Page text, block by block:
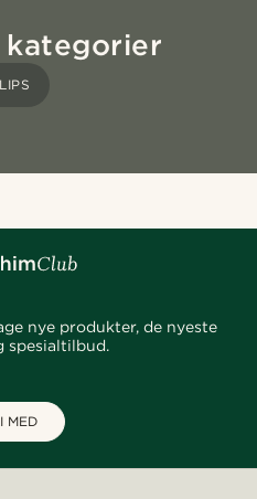
nye produkter, de nyeste
spesialtilbud.
MED